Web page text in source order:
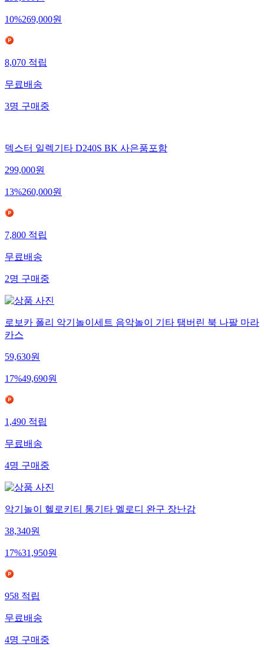
10%269,000원
8,070적립
무료배송
3명구매중
덱스터 일렉기타 D240S BK 사은품포함
299,000원
13%260,000원
7,800적립
무료배송
2명구매중
로보카 폴리 악기놀이세트 음악놀이 기타 탬버린 북 나팔 마라
카스
59,630원
17%49,690원
1,490적립
무료배송
4명구매중
악기놀이 헬로키티 통기타 멜로디 완구 장난감
38,340원
17%31,950원
958적립
무료배송
4명구매중